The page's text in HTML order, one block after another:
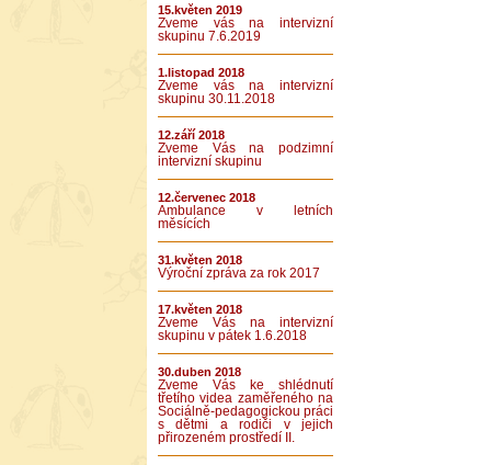
15.květen 2019
Zveme vás na intervizní
skupinu 7.6.2019
1.listopad 2018
Zveme vás na intervizní
skupinu 30.11.2018
12.září 2018
Zveme Vás na podzimní
intervizní skupinu
12.červenec 2018
Ambulance v letních
měsících
31.květen 2018
Výroční zpráva za rok 2017
17.květen 2018
Zveme Vás na intervizní
skupinu v pátek 1.6.2018
30.duben 2018
Zveme Vás ke shlédnutí
třetího videa zaměřeného na
Sociálně-pedagogickou práci
s dětmi a rodiči v jejich
přirozeném prostředí II.